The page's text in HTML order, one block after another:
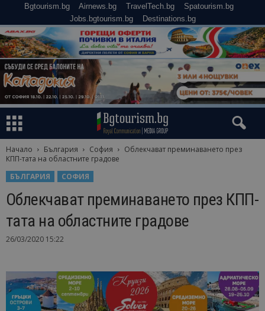
Bgtourism.bg Airnews.bg TravelTech.bg
Spatourism.bg
Jobs.bgtourism.bg
Destinations.bg
Начало България София
Облекчават преминаването през
КПП-тата на областните градове
БЪЛГАРИЯ
СОФИЯ
Облекчават преминаването през КПП-
тата на областните градове
26/03/2020 15:22